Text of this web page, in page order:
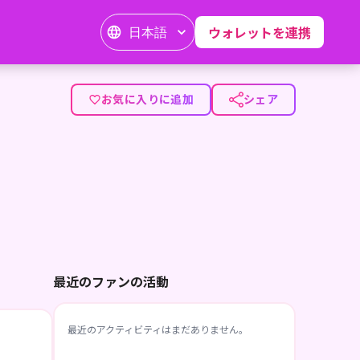
日本語 ウォレットを連携
お気に入りに追加 シェア
最近のファンの活動
最近のアクティビティはまだありません。